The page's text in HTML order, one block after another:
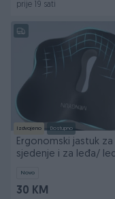
prije 19 sati
Izdvojeno Dostupno
Ergonomski jastuk za
sjedenje i za leđa/
Novo
30 KM